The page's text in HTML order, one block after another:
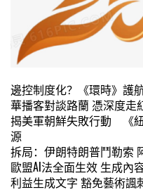
邊控制度化？《環時》護
華播客對談路蘭 憑深度走
揭美軍朝鮮失敗行動 《
源
拆局：伊朗特朗普鬥勒索
歐盟AI法全面生效 生成內
利益生成文字 豁免藝術諷